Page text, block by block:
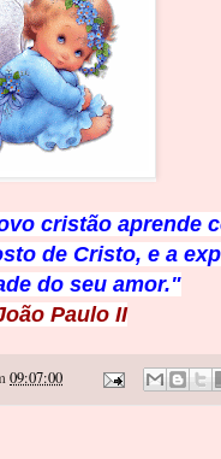
cristão aprende
de Cristo, e a
do seu amor."
Paulo II
09:07:00